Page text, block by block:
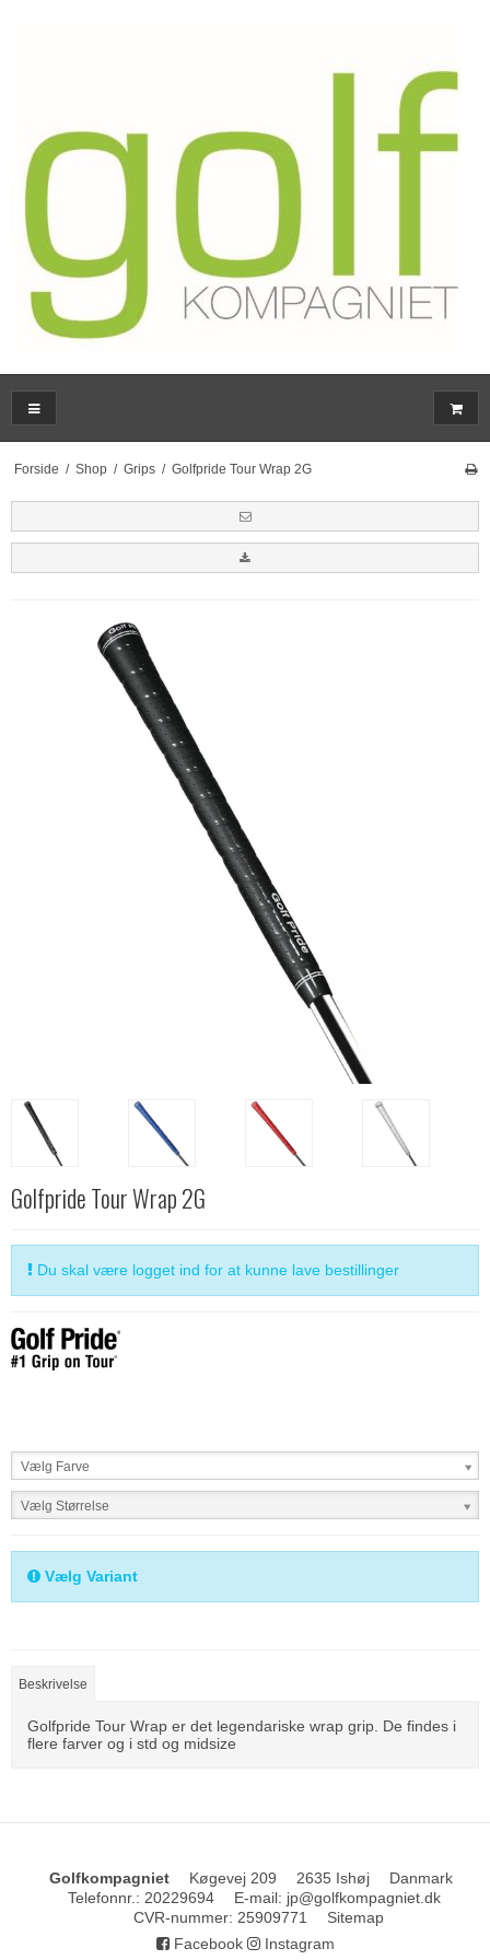
Forside / Shop / Grips / Golfpride Tour Wrap 2G
Golfpride Tour Wrap 2G
Du skal være logget ind for at kunne lave bestillinger
Vælg Farve
Vælg Størrelse
Vælg Variant
Beskrivelse
Golfpride Tour Wrap er det legendariske wrap grip. De findes i
flere farver og i std og midsize
Golfkompagniet Køgevej 209 2635 Ishøj
Danmark
Telefonnr.: 20229694 E-mail: jp@golfkompagniet.dk
CVR-nummer: 25909771
Sitemap
Facebook
Instagram